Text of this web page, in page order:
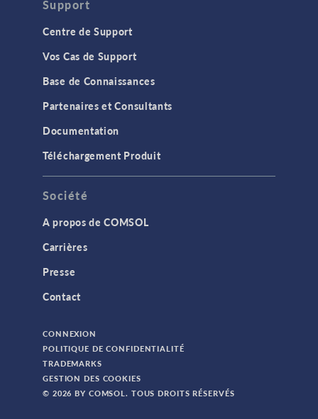
Support
Centre de Support
Vos Cas de Support
Base de Connaissances
Partenaires et Consultants
Documentation
Téléchargement Produit
Société
A propos de COMSOL
Carrières
Presse
Contact
CONNEXION
POLITIQUE DE CONFIDENTIALITÉ
TRADEMARKS
GESTION DES COOKIES
© 2026 BY COMSOL. TOUS DROITS RÉSERVÉS